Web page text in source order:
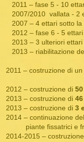
2011 – fase 5 - 10
2007/2010 vallata - 2
2007 – 4 ettari sotto la
2012 – fase 6 - 5
2013 – 3 ulteriori ettari
2013 – riabilitazione
2011 – costruzione di un
2012 – costruzione di
2013 – costruzione di
2013 – costruzione di 3
2014 – continuazione
piante fissatrici e
2014-2015 –